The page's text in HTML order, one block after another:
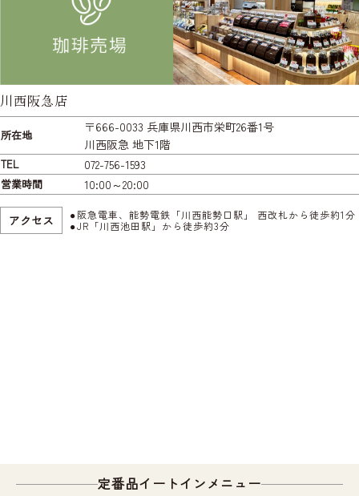
川西阪急店
所在地
〒666-0033 兵庫県川西市栄町26番1号
川西阪急 地下1階
TEL 072-756-1593
営業時間 10:00～20:00
アクセス
阪急電車、能勢電鉄「川西能勢口駅」 西改札から徒歩約1分
JR「川西池田駅」から徒歩約3分
定番品イートインメニュー